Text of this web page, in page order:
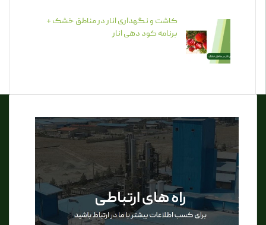
کاشت و نگهداری انار در مناطق خشک +
برنامه کود دهی انار